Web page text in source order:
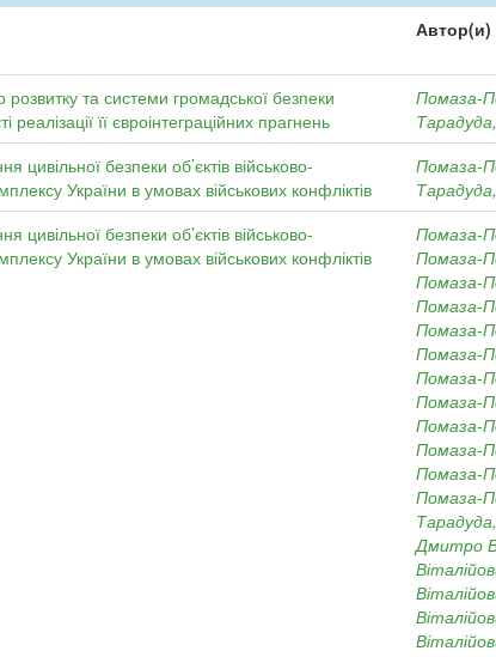
Автор(и)
та системи громадської безпеки
реалізації її євроінтеграційних прагнень
Помаза-
цивільної безпеки об’єктів військово-
України в умовах військових конфліктів
Помаза-
цивільної безпеки об’єктів військово-
України в умовах військових конфліктів
Помаза-
Помаза-
Помаза-
Помаза-
Помаза-
Помаза-
Помаза-
Помаза-
Помаза-
Помаза-
Помаза-
Помаза-
Дмитро